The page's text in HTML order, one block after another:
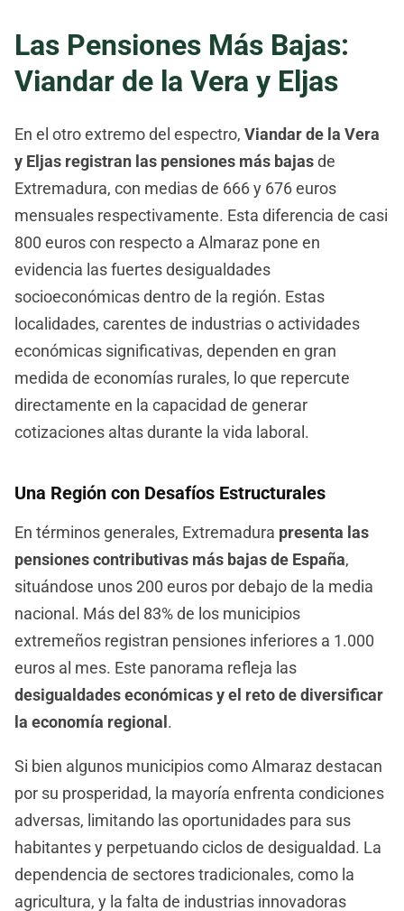
Las Pensiones Más Bajas:
Viandar de la Vera y Eljas
En el otro extremo del espectro, Viandar de la Vera
y Eljas registran las pensiones más bajasde
Extremadura, con medias de 666 y 676 euros
mensuales respectivamente. Esta diferencia de casi
800 euros con respecto a Almaraz pone en
evidencia las fuertes desigualdades
socioeconómicas dentro de la región. Estas
localidades, carentes de industrias o actividades
económicas significativas, dependen en gran
medida de economías rurales, lo que repercute
directamente en la capacidad de generar
cotizaciones altas durante la vida laboral.
Una Región con Desafíos Estructurales
En términos generales, Extremadura presenta las
pensiones contributivas más bajas de España,
situándose unos 200 euros por debajo de la media
nacional. Más del 83% de los municipios
extremeños registran pensiones inferiores a 1.000
euros al mes. Este panorama refleja las
desigualdades económicas y el reto de diversificar
la economía regional.
Si bien algunos municipios como Almaraz destacan
por su prosperidad, la mayoría enfrenta condiciones
adversas, limitando las oportunidades para sus
habitantes y perpetuando ciclos de desigualdad. La
dependencia de sectores tradicionales, como la
agricultura, y la falta de industrias innovadoras